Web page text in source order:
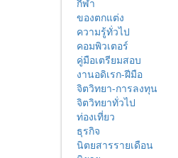
กีฬา
ของตกแต่ง
ความรู้ทั่วไป
คอมพิวเตอร์
คู่มือเตรียมสอบ
งานอดิเรก-ฝีมือ
จิตวิทยา-การลงทุน
จิตวิทยาทั่วไป
ท่องเที่ยว
ธุรกิจ
นิตยสารรายเดือน